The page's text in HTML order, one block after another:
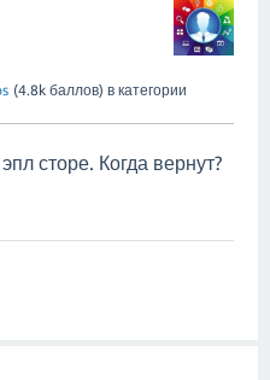
(4.8k баллов) в категории
сторе. Когда вернут?